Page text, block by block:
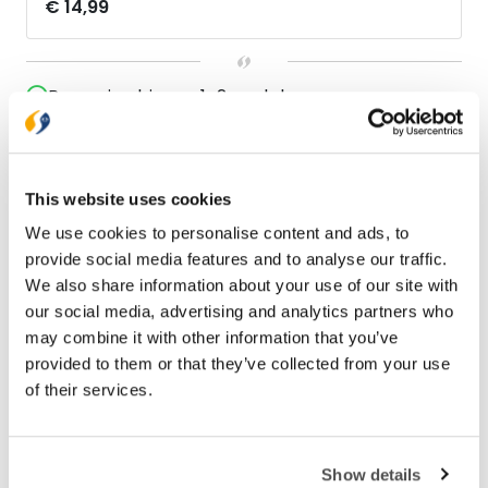
This website uses cookies
We use cookies to personalise content and ads, to
provide social media features and to analyse our traffic.
We also share information about your use of our site with
our social media, advertising and analytics partners who
may combine it with other information that you’ve
provided to them or that they’ve collected from your use
of their services.
Show details
€ 14,99
Bezorging binnen 1–2 werkdagen
Gratis verzending vanaf € 20,-
Gratis retourneren
Bekijk ook eens